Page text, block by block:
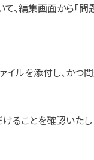
、編集画面から「
イルを添付し、か
ることを確認いたし